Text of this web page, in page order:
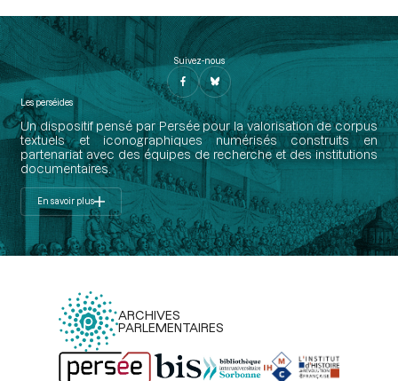
Suivez-nous
Les perséides
Un dispositif pensé par Persée pour la valorisation de corpus
textuels et iconographiques numérisés construits en
partenariat avec des équipes de recherche et des institutions
documentaires.
En savoir plus
ARCHIVES
PARLEMENTAIRES